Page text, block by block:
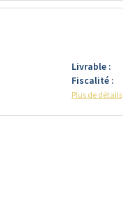
Livrable :
Fiscalité :
Plus de détails